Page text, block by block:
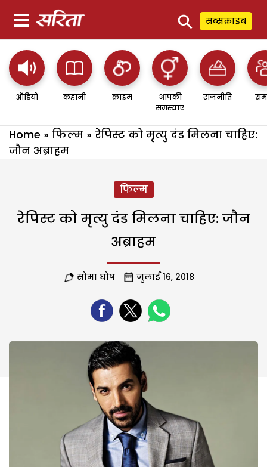
⚲ सब्सक्राइब
ऑडियो कहानी क्राइम
आपकी
समस्याएं
राजनीति
Home » फिल्म » रेपिस्ट को मृत्यु दंड मिलना चाहिए:
जौन अब्राहम
फिल्म
रेपिस्ट को मृत्यु दंड मिलना चाहिए: जौन
अब्राहम
सोमा घोष जुलाई 16, 2018